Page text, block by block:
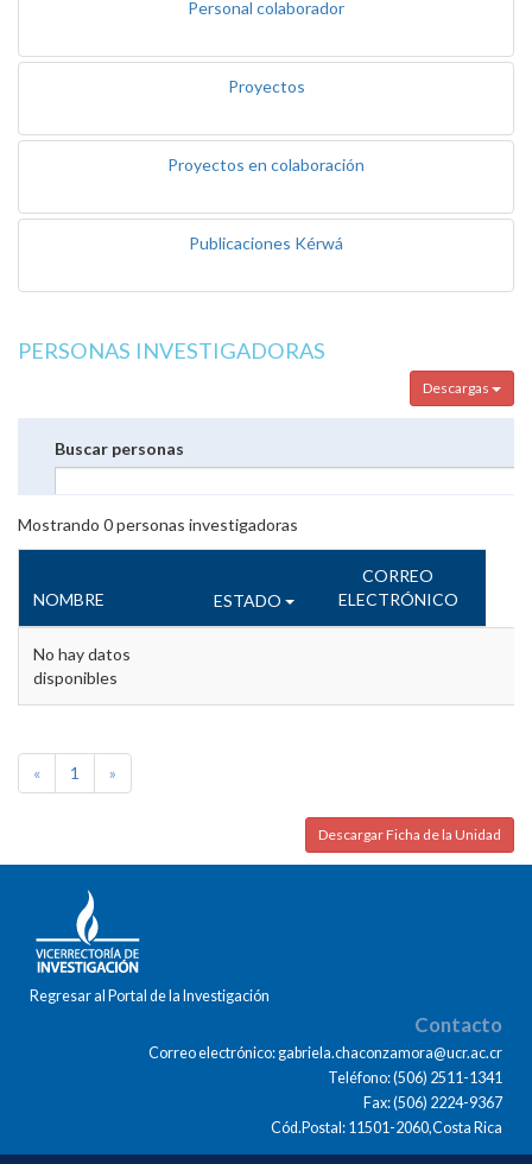
Personal colaborador
Proyectos
Proyectos en colaboración
Publicaciones Kérwá
PERSONAS INVESTIGADORAS
Descargas
Buscar personas
Mostrando 0personas investigadoras
NOMBRE ESTADO
CORREO
ELECTRÓNICO
No hay datos
disponibles
« 1 »
Descargar Ficha de la Unidad
Regresar al Portal de la Investigación
Contacto
Correo electrónico: gabriela.chaconzamora@ucr.ac.cr
Teléfono: (506) 2511-1341
Fax: (506) 2224-9367
Cód.Postal: 11501-2060,Costa Rica